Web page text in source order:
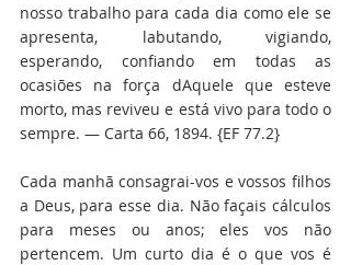
nosso trabalho para cada dia como ele se
apresenta, labutando, vigiando,
esperando, confiando em todas as
ocasiões na força dAquele que esteve
morto, mas reviveu e está vivo para todo o
sempre. — Carta 66, 1894. {EF 77.2}
Cada manhã consagrai-vos e vossos filhos
a Deus, para esse dia. Não façais cálculos
para meses ou anos; eles vos não
pertencem. Um curto dia é o que vos é